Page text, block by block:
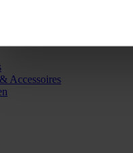
Accessoires